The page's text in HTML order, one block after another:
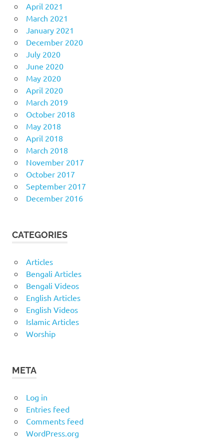
April 2021
March 2021
January 2021
December 2020
July 2020
June 2020
May 2020
April 2020
March 2019
October 2018
May 2018
April 2018
March 2018
November 2017
October 2017
September 2017
December 2016
CATEGORIES
Articles
Bengali Articles
Bengali Videos
English Articles
English Videos
Islamic Articles
Worship
META
Log in
Entries feed
Comments feed
WordPress.org